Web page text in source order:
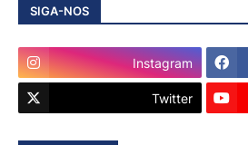
SIGA-NOS
Instagram
Twitter